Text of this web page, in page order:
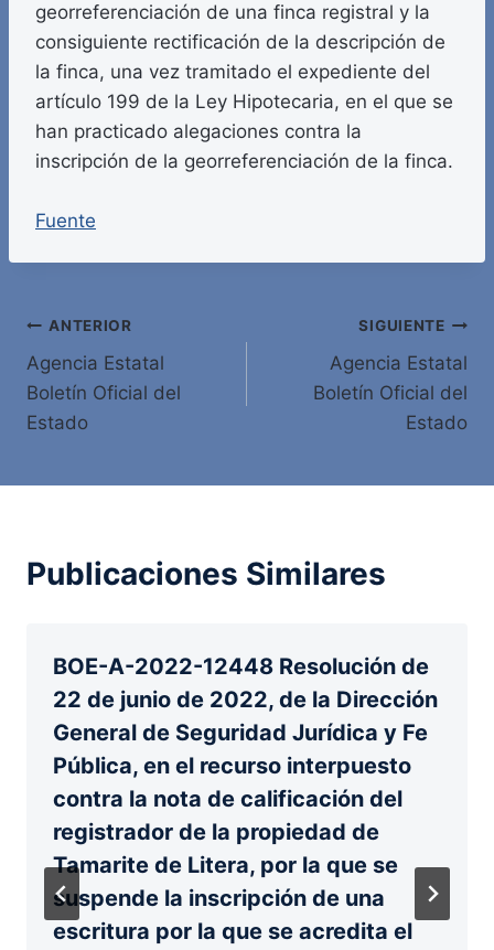
georreferenciación de una finca registral y la
consiguiente rectificación de la descripción de
la finca, una vez tramitado el expediente del
artículo 199 de la Ley Hipotecaria, en el que se
han practicado alegaciones contra la
inscripción de la georreferenciación de la finca.
Fuente
Navegación
de
entradas
ANTERIOR
Agencia Estatal
Boletín Oficial del
Estado
SIGUIENTE
Agencia Estatal
Boletín Oficial del
Estado
Publicaciones Similares
BOE-A-2022-12448 Resolución de
22 de junio de 2022, de la Dirección
General de Seguridad Jurídica y Fe
Pública, en el recurso interpuesto
contra la nota de calificación del
registrador de la propiedad de
Tamarite de Litera, por la que se
suspende la inscripción de una
escritura por la que se acredita el